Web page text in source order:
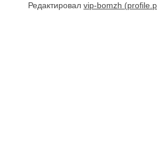
Редактировал vip-bomzh